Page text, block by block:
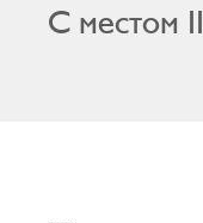
С местом II